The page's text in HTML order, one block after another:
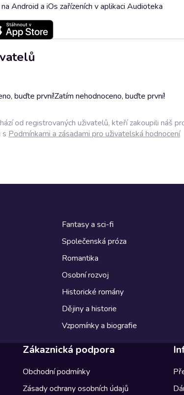
Android a iOs zařízeních v aplikaci Audioteka
buďte první!Zatím nehodnoceno, buďte první!
od registrovaných uživatelů, kteří zakoupili náš
s Podmínkami a zásadami pro uživatelská hodnocení
Fantasy a sci-fi
Společenská próza
Romantika
Osobní rozvoj
Historické romány
Dějiny a historie
Vzpomínky a biografie
Zákaznická podpora
Obchodní podmínky
Zásady ochrany osobních údajů